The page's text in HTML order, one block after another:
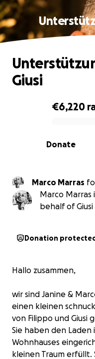
0% complete
€6,220
Donate
Giusi
Marco Marras
Marco Marras
behalf of
Donation protected
Hallo zusammen,
wir sind Janine &
einen kleinen
von Filippo und Giusi
Sie haben den Laden
Wohnhauses
kleinen Traum erfüllt.